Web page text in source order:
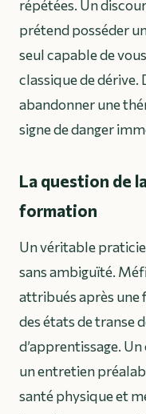
répétées. Un
prétend posséder
seul capable de
classique de dérive.
abandonner une
signe de danger
La question de
formation
Un véritable
sans ambiguïté.
attribués après une
des états de transe
d’apprentissage.
un entretien
santé physique et